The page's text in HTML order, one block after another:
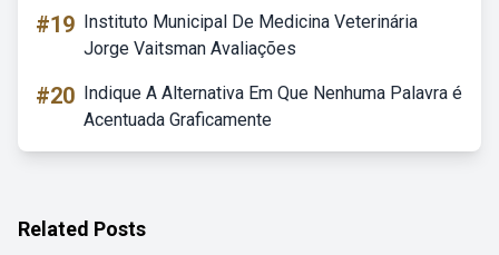
#19 Instituto Municipal De Medicina Veterinária
Jorge Vaitsman Avaliações
#20 Indique A Alternativa Em Que Nenhuma Palavra é
Acentuada Graficamente
Related Posts